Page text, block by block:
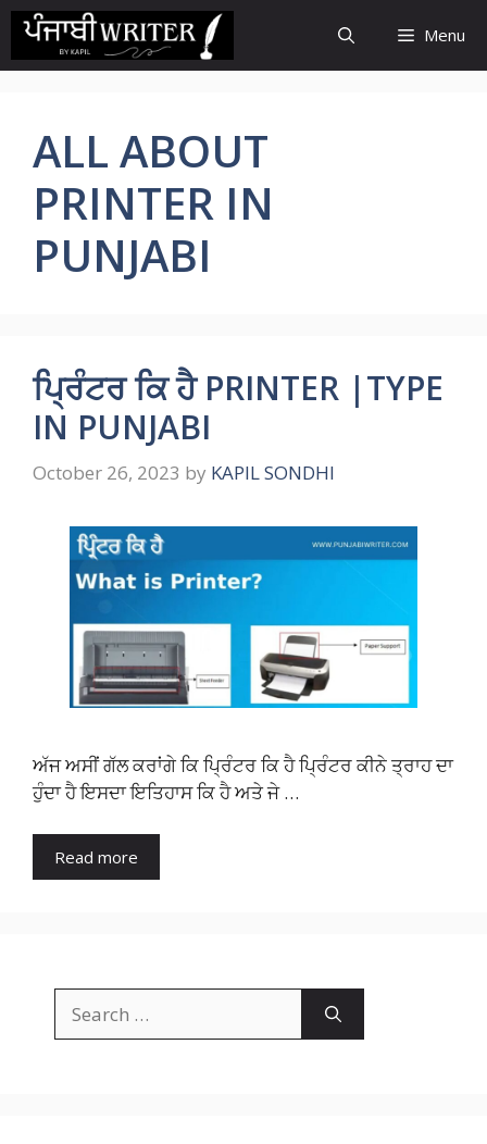
Skip
content
Menu
ALL ABOUT
PRINTER IN
PUNJABI
ਪ੍ਰਿੰਟਰ ਕਿ ਹੈ PRINTER |TYPE
IN PUNJABI
October 26, 2023 by KAPIL SONDHI
ਅੱਜ ਅਸੀਂ ਗੱਲ ਕਰਾਂਗੇ ਕਿ ਪ੍ਰਿੰਟਰ ਕਿ ਹੈ ਪ੍ਰਿੰਟਰ ਕੀਨੇ ਤ੍ਰਾਹ ਦਾ
ਹੁੰਦਾ ਹੈ ਇਸਦਾ ਇਤਿਹਾਸ ਕਿ ਹੈ ਅਤੇ ਜੇ …
Read more
for: